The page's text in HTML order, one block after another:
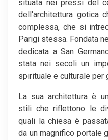
situata nei pressi del
dell'architettura gotica
complessa, che si
Parigi stessa. Fondata
dedicata a San
stata nei secoli un
spirituale e culturale per
La sua architettura è
stili che riflettono le
quali la chiesa è
da un magnifico portale